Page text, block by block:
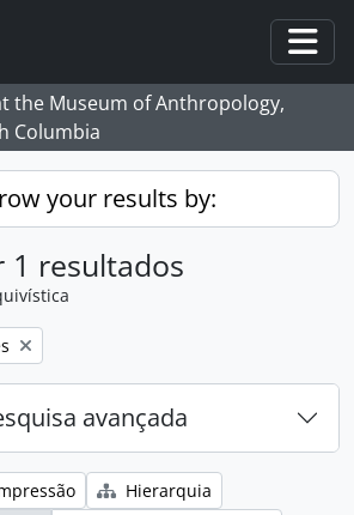
the Museum of Anthropology,
Columbia
your results by:
1 resultados
filter:
avançada
Hierarquia